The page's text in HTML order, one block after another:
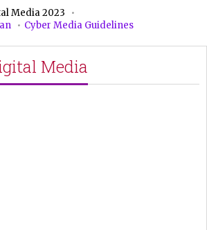
Media 2023
Cyber Media Guidelines
Media